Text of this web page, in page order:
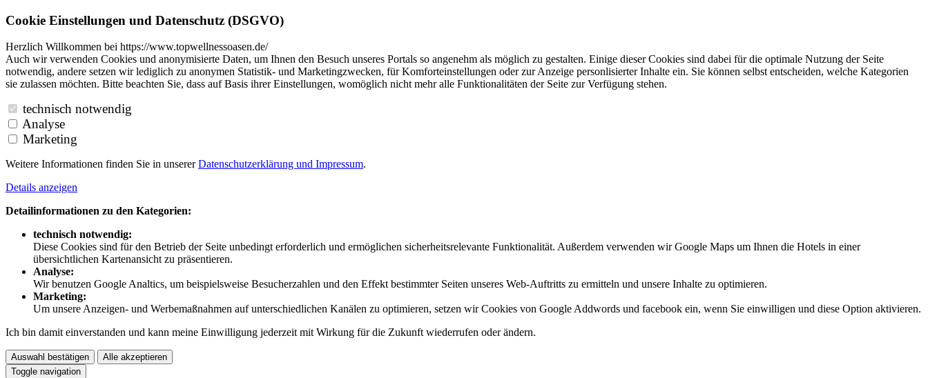
Cookie Einstellungen und Datenschutz (DSGVO)
Herzlich Willkommen bei https://www.topwellnessoasen.de/
Auch wir verwenden Cookies und anonymisierte Daten, um Ihnen den Besuch unseres Portals so angenehm als möglich zu gestalten. Einige dieser Cookies sind dabei für die optimale Nutzung der Seite
notwendig, andere setzen wir lediglich zu anonymen Statistik- und Marketingzwecken, für Komforteinstellungen oder zur Anzeige personlisierter Inhalte ein. Sie können selbst entscheiden, welche Kategorien
sie zulassen möchten. Bitte beachten Sie, dass auf Basis ihrer Einstellungen, womöglich nicht mehr alle Funktionalitäten der Seite zur Verfügung stehen.
technisch notwendig
Analyse
Marketing
Weitere Informationen finden Sie in unsererDatenschutzerklärung und Impressum.
Details anzeigen
Detailinformationen zu den Kategorien:
technisch notwendig:
Diese Cookies sind für den Betrieb der Seite unbedingt erforderlich und ermöglichen sicherheitsrelevante Funktionalität. Außerdem verwenden wir Google Maps um Ihnen die Hotels in einer
übersichtlichen Kartenansicht zu präsentieren.
Analyse:
Wir benutzen Google Analtics, um beispielsweise Besucherzahlen und den Effekt bestimmter Seiten unseres Web-Auftritts zu ermitteln und unsere Inhalte zu optimieren.
Marketing:
Um unsere Anzeigen- und Werbemaßnahmen auf unterschiedlichen Kanälen zu optimieren, setzen wir Cookies von Google Addwords und facebook ein, wenn Sie einwilligen und diese Option aktivieren.
Ich bin damit einverstanden und kann meine Einwilligung jederzeit mit Wirkung für die Zukunft wiederrufen oder ändern.
Auswahl bestätigen
Alle akzeptieren
Toggle navigation